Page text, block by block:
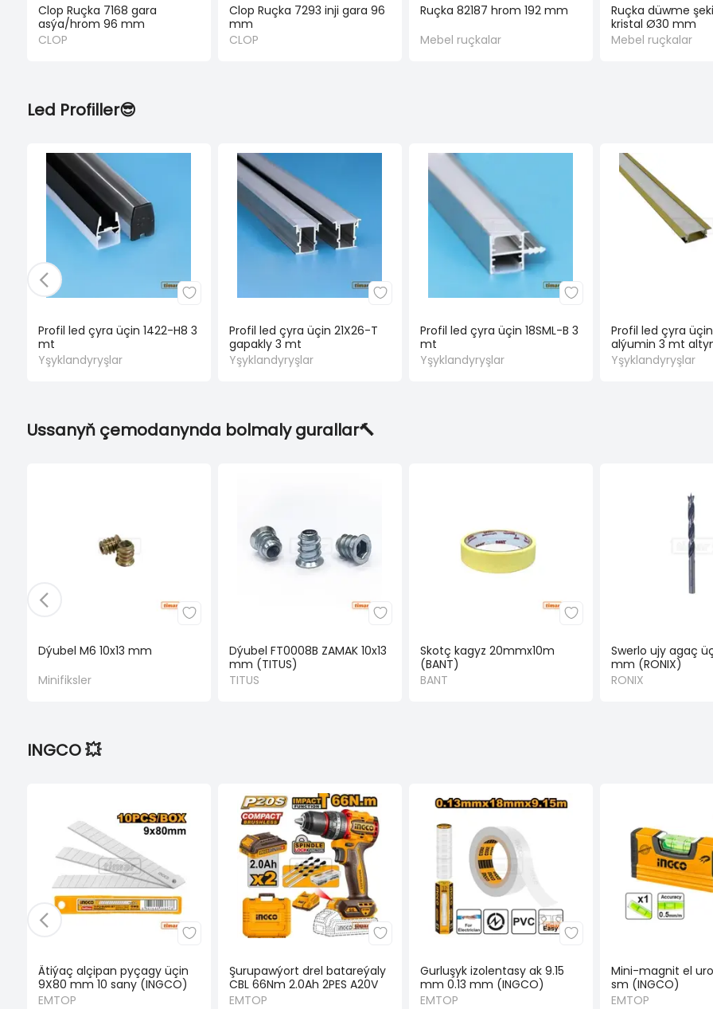
Clop Ruçka 7168 gara
asýa/hrom 96 mm
CLOP
Clop Ruçka 7293 inji gara 96
mm
CLOP
Ruçka 82187 hrom 192 mm
Mebel ruçkalar
Ruçka düwme
kristal Ø30 mm
Mebel ruçkalar
Led Profiller😎
Profil led çyra üçin 1422-H8 3
mt
Yşyklandyryşlar
Profil led çyra üçin 21X26-T
gapakly 3 mt
Yşyklandyryşlar
Profil led çyra üçin 18SML-B 3
mt
Yşyklandyryşlar
Profil led çyra
alýumin 3 mt
Yşyklandyryşlar
Ussanyň çemodanynda bolmaly gurallar🔨
Dýubel M6 10x13 mm
Minifiksler
Dýubel FT0008B ZAMAK 10x13
mm (TITUS)
TITUS
Skotç kagyz 20mmx10m
(BANT)
BANT
Swerlo ujy agaç
mm (RONIX)
RONIX
INGCO 💥
Ätiýaç alçipan pyçagy üçin
9X80 mm 10 sany (INGCO)
EMTOP
Şurupawýort drel batareýaly
CBL 66Nm 2.0Ah 2PES A20V
EMTOP
Gurluşyk izolentasy ak 9.15
mm 0.13 mm (INGCO)
EMTOP
Mini-magnit el
sm (INGCO)
EMTOP